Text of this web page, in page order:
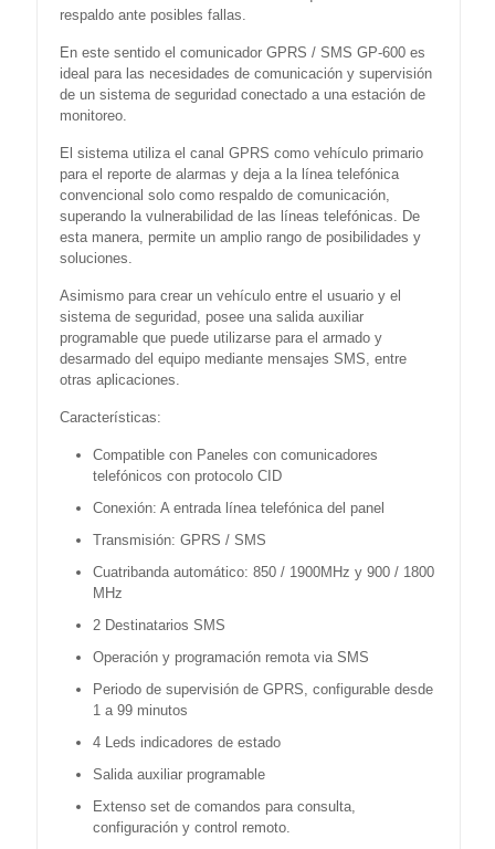
respaldo ante posibles fallas.
En este sentido el comunicador GPRS / SMS GP-600 es
ideal para las necesidades de comunicación y supervisión
de un sistema de seguridad conectado a una estación de
monitoreo.
El sistema utiliza el canal GPRS como vehículo primario
para el reporte de alarmas y deja a la línea telefónica
convencional solo como respaldo de comunicación,
superando la vulnerabilidad de las líneas telefónicas. De
esta manera, permite un amplio rango de posibilidades y
soluciones.
Asimismo para crear un vehículo entre el usuario y el
sistema de seguridad, posee una salida auxiliar
programable que puede utilizarse para el armado y
desarmado del equipo mediante mensajes SMS, entre
otras aplicaciones.
Características:
Compatible con Paneles con comunicadores
telefónicos con protocolo CID
Conexión: A entrada línea telefónica del panel
Transmisión: GPRS / SMS
Cuatribanda automático: 850 / 1900MHz y 900 / 1800
MHz
2 Destinatarios SMS
Operación y programación remota via SMS
Periodo de supervisión de GPRS, configurable desde
1 a 99 minutos
4 Leds indicadores de estado
Salida auxiliar programable
Extenso set de comandos para consulta,
configuración y control remoto.